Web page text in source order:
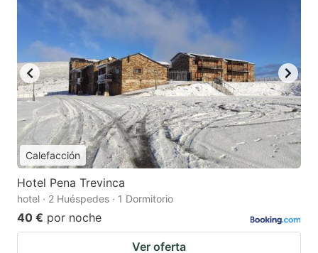
Calefacción
Hotel Pena Trevinca
hotel · 2 Huéspedes · 1 Dormitorio
40 € por noche
Ver oferta